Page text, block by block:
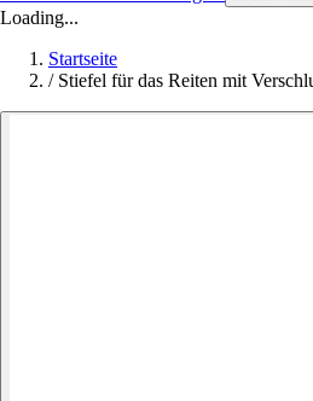
Loading...
Startseite
/ Stiefel für das Reiten mit